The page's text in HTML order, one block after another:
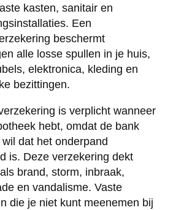
kasten, sanitair en
Een
beschermt
alle losse spullen in je huis,
elektronica, kleding en
bezittingen.
is verplicht wanneer
hebt, omdat de bank
dat het onderpand
is. Deze verzekering dekt
brand, storm, inbraak,
en vandalisme. Vaste
die je niet kunt meenemen bij